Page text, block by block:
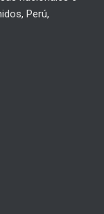
Perú,